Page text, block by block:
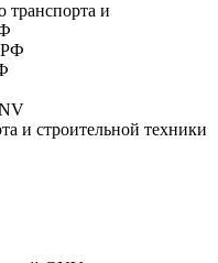
транспорта и
РФ
и строительной техники